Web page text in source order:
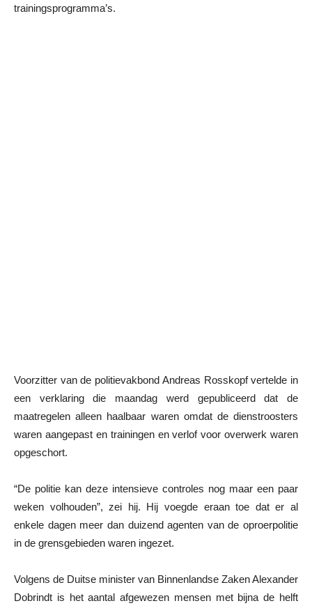
trainingsprogramma’s.
Voorzitter van de politievakbond Andreas Rosskopf vertelde in
een verklaring die maandag werd gepubliceerd dat de
maatregelen alleen haalbaar waren omdat de dienstroosters
waren aangepast en trainingen en verlof voor overwerk waren
opgeschort.
“De politie kan deze intensieve controles nog maar een paar
weken volhouden”, zei hij. Hij voegde eraan toe dat er al
enkele dagen meer dan duizend agenten van de oproerpolitie
in de grensgebieden waren ingezet.
Volgens de Duitse minister van Binnenlandse Zaken Alexander
Dobrindt is het aantal afgewezen mensen met bijna de helft